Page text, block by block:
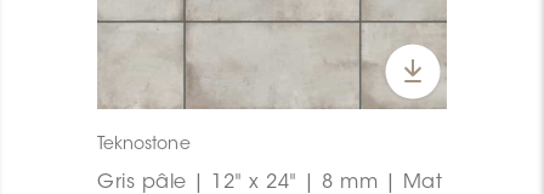
Teknostone
Gris pâle | 12" x 24" | 8 mm | Mat